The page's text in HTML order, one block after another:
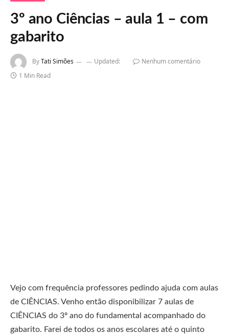
3º ano Ciências – aula 1 – com
gabarito
ByTati Simões Updated:
Nenhum comentário
1 Min Read
Vejo com frequência professores pedindo ajuda com aulas
de CIÊNCIAS. Venho então disponibilizar 7 aulas de
CIÊNCIAS do 3º ano do fundamental acompanhado do
gabarito. Farei de todos os anos escolares até o quinto